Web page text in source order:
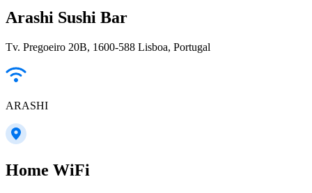
Arashi Sushi Bar
Tv. Pregoeiro 20B, 1600-588 Lisboa, Portugal
ARASHI
Home WiFi